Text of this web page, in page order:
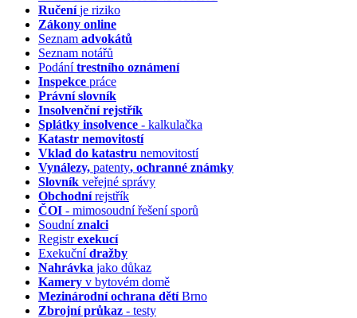
Ručeníje riziko
Zákony online
Seznam advokátů
Seznam notářů
Podánítrestního oznámení
Inspekce práce
Právní slovník
Insolvenčnírejstřík
Splátky insolvence - kalkulačka
Katastr nemovitostí
Vklad do katastru nemovitostí
Vynálezy, patenty, ochranné známky
Slovník veřejné správy
Obchodnírejstřík
ČOI - mimosoudní řešení sporů
Soudníznalci
Registrexekucí
Exekučnídražby
Nahrávka jako důkaz
Kamery v bytovém domě
Mezinárodní ochrana dětíBrno
Zbrojní průkaz - testy